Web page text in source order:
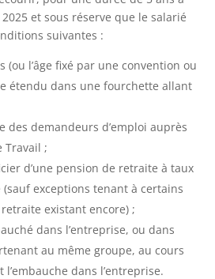
et sous réserve que le salarié
suivantes :
(ou l’âge fixé par une convention ou
étendu dans une fourchette allant
des demandeurs d’emploi auprès
Travail ;
d’une pension de retraite à taux
exceptions tenant à certains
existant encore) ;
dans l’entreprise, ou dans
au même groupe, au cours
dans l’entreprise.